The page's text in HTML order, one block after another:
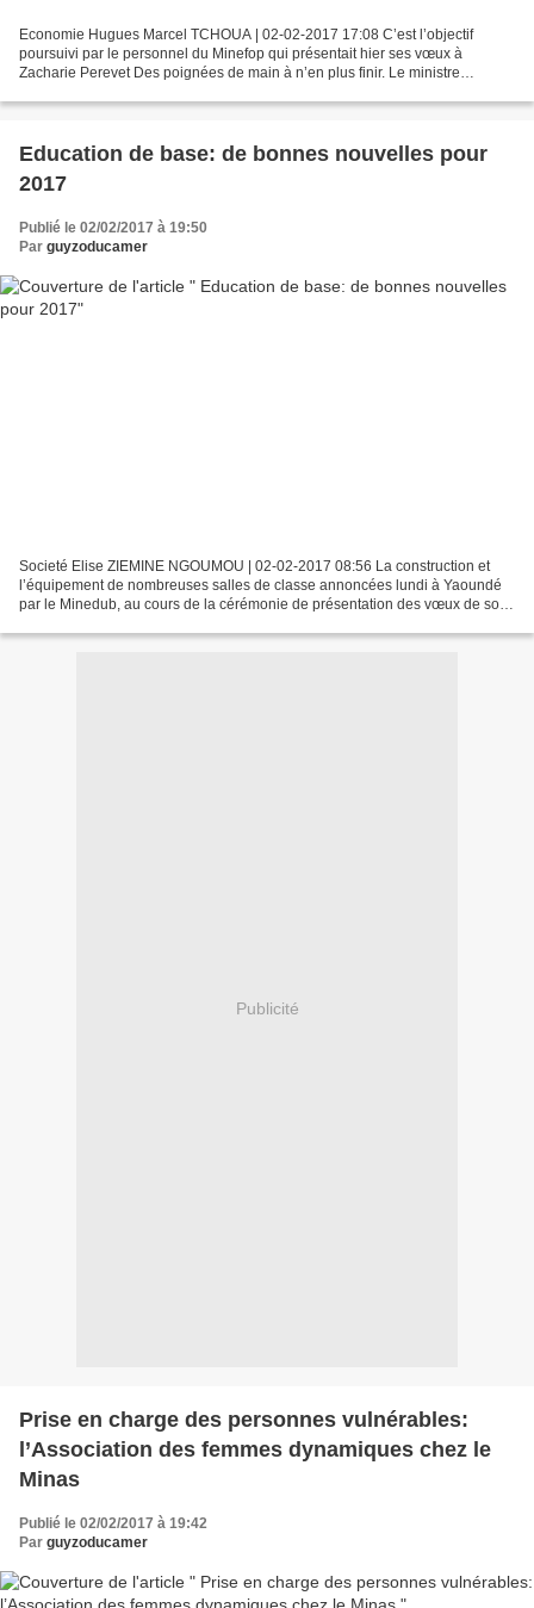
Economie Hugues Marcel TCHOUA | 02-02-2017 17:08 C’est l’objectif
poursuivi par le personnel du Minefop qui présentait hier ses vœux à
Zacharie Perevet Des poignées de main à n’en plus finir. Le ministre
Education de base: de bonnes nouvelles pour
2017
Publié le 02/02/2017 à 19:50
Par guyzoducamer
Societé Elise ZIEMINE NGOUMOU | 02-02-2017 08:56 La construction et
l’équipement de nombreuses salles de classe annoncées lundi à Yaoundé
par le Minedub, au cours de la cérémonie de présentation des vœux de son
Publicité
Prise en charge des personnes vulnérables:
l’Association des femmes dynamiques chez le
Minas
Publié le 02/02/2017 à 19:42
Par guyzoducamer